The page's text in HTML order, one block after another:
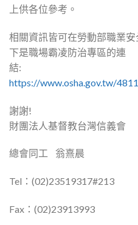
上供各位參考。
相關資訊皆可在勞動部職業
下是職場霸凌防治專區的連
結:
https://www.osha.gov.tw/
謝謝!
財團法人基督教台灣信義會
總會同工 翁熹晨
Tel：(02)23519317#213
Fax：(02)23913993